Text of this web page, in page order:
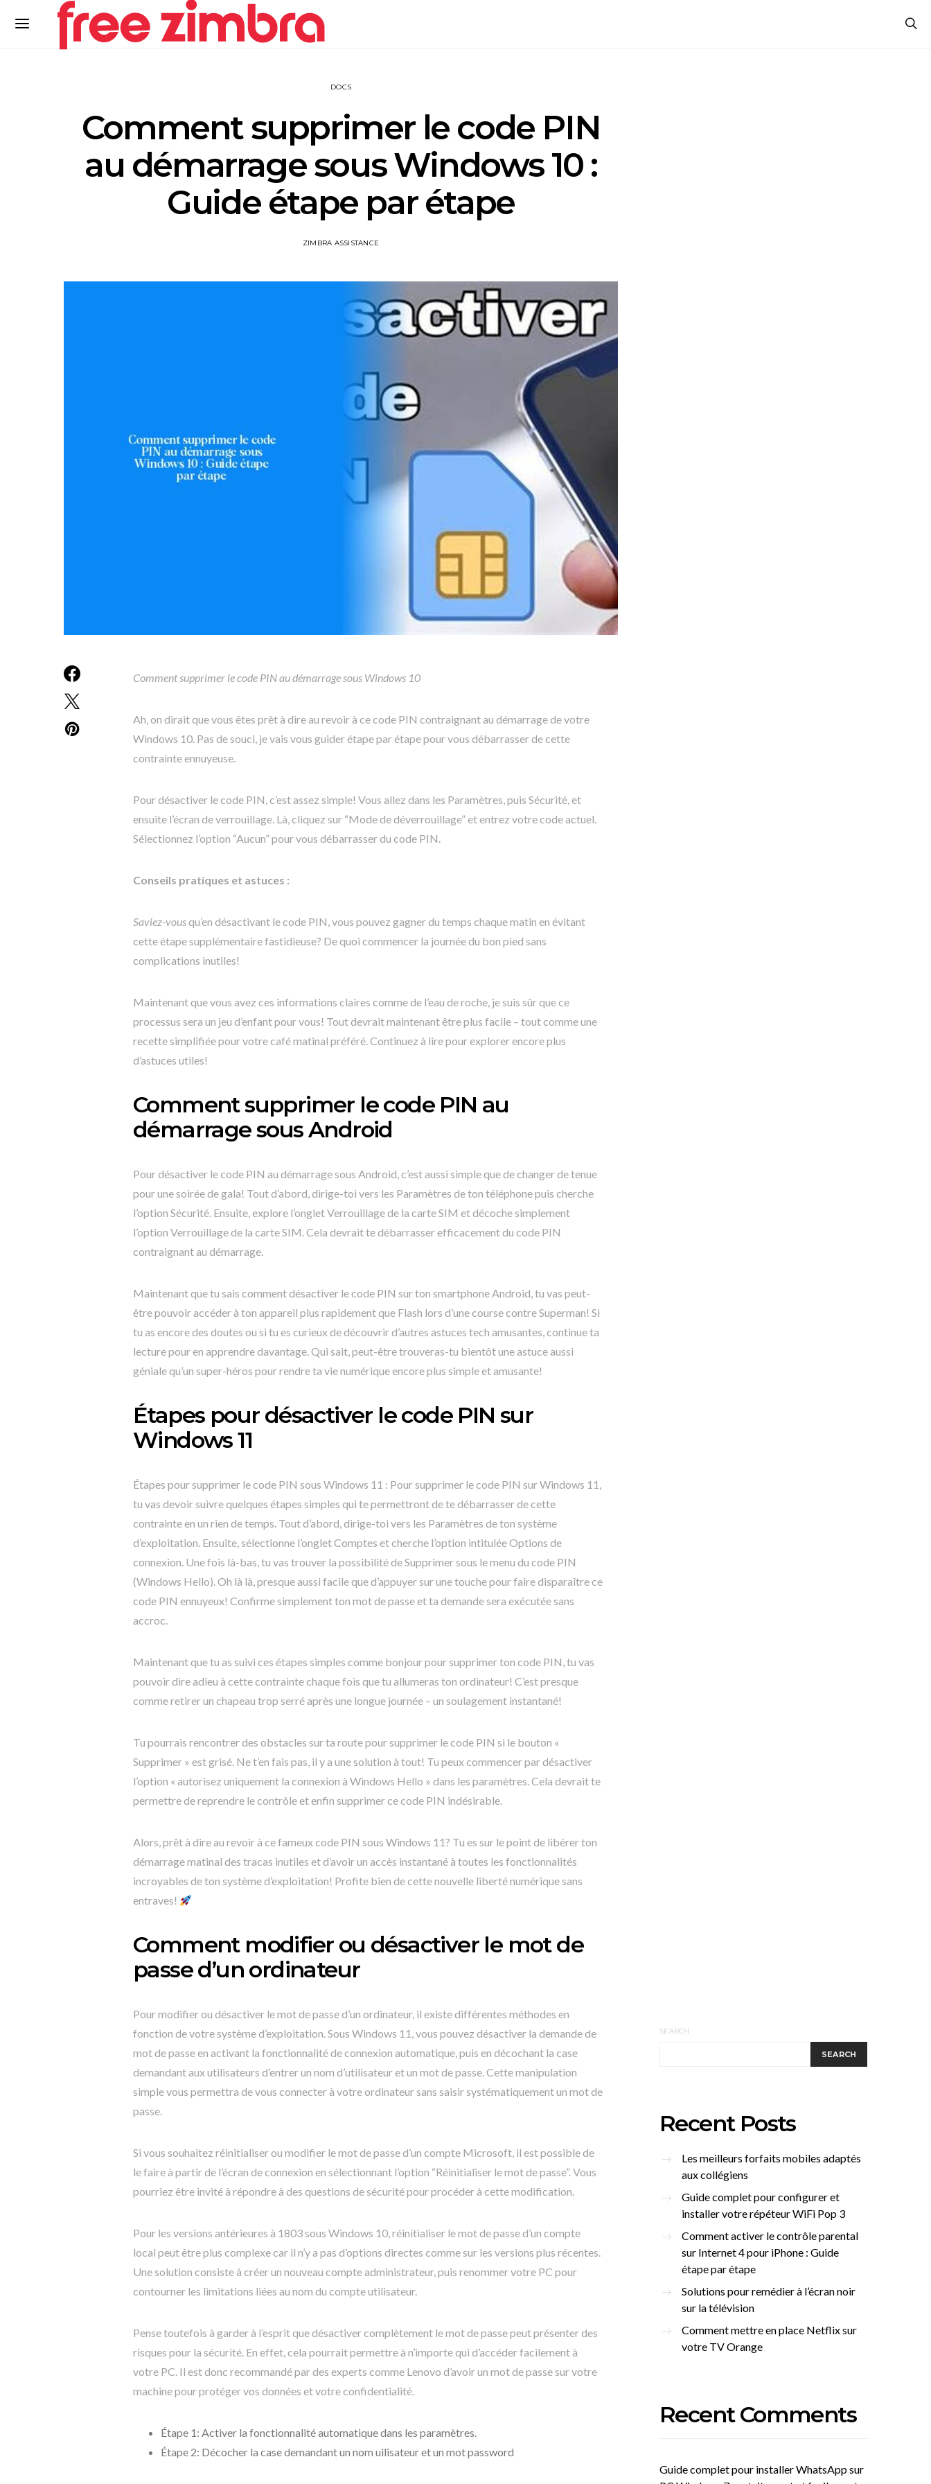
DOCS
Comment supprimer le code PIN
au démarrage sous Windows 10 :
Guide étape par étape
ZIMBRA ASSISTANCE
Comment supprimer le code PIN au démarrage sous Windows 10
Ah, on dirait que vous êtes prêt à dire au revoir à ce code PIN contraignant au démarrage de votre
Windows 10. Pas de souci, je vais vous guider étape par étape pour vous débarrasser de cette
contrainte ennuyeuse.
Pour désactiver le code PIN, c’est assez simple! Vous allez dans les Paramètres, puis Sécurité, et
ensuite l’écran de verrouillage. Là, cliquez sur “Mode de déverrouillage” et entrez votre code actuel.
Sélectionnez l’option “Aucun” pour vous débarrasser du code PIN.
Conseils pratiques et astuces :
Saviez-vousqu’en désactivant le code PIN, vous pouvez gagner du temps chaque matin en évitant
cette étape supplémentaire fastidieuse? De quoi commencer la journée du bon pied sans
complications inutiles!
Maintenant que vous avez ces informations claires comme de l’eau de roche, je suis sûr que ce
processus sera un jeu d’enfant pour vous! Tout devrait maintenant être plus facile – tout comme une
recette simplifiée pour votre café matinal préféré. Continuez à lire pour explorer encore plus
d’astuces utiles!
Comment supprimer le code PIN au
démarrage sous Android
Pour désactiver le code PIN au démarrage sous Android, c’est aussi simple que de changer de tenue
pour une soirée de gala! Tout d’abord, dirige-toi vers les Paramètres de ton téléphone puis cherche
l’option Sécurité. Ensuite, explore l’onglet Verrouillage de la carte SIM et décoche simplement
l’option Verrouillage de la carte SIM. Cela devrait te débarrasser efficacement du code PIN
contraignant au démarrage.
Maintenant que tu sais comment désactiver le code PIN sur ton smartphone Android, tu vas peut-
être pouvoir accéder à ton appareil plus rapidement que Flash lors d’une course contre Superman! Si
tu as encore des doutes ou si tu es curieux de découvrir d’autres astuces tech amusantes, continue ta
lecture pour en apprendre davantage. Qui sait, peut-être trouveras-tu bientôt une astuce aussi
géniale qu’un super-héros pour rendre ta vie numérique encore plus simple et amusante!
Étapes pour désactiver le code PIN sur
Windows 11
Étapes pour supprimer le code PIN sous Windows 11 : Pour supprimer le code PIN sur Windows 11,
tu vas devoir suivre quelques étapes simples qui te permettront de te débarrasser de cette
contrainte en un rien de temps. Tout d’abord, dirige-toi vers les Paramètres de ton système
d’exploitation. Ensuite, sélectionne l’onglet Comptes et cherche l’option intitulée Options de
connexion. Une fois là-bas, tu vas trouver la possibilité de Supprimer sous le menu du code PIN
(Windows Hello). Oh là là, presque aussi facile que d’appuyer sur une touche pour faire disparaître ce
code PIN ennuyeux! Confirme simplement ton mot de passe et ta demande sera exécutée sans
accroc.
Maintenant que tu as suivi ces étapes simples comme bonjour pour supprimer ton code PIN, tu vas
pouvoir dire adieu à cette contrainte chaque fois que tu allumeras ton ordinateur! C’est presque
comme retirer un chapeau trop serré après une longue journée – un soulagement instantané!
Tu pourrais rencontrer des obstacles sur ta route pour supprimer le code PIN si le bouton «
Supprimer » est grisé. Ne t’en fais pas, il y a une solution à tout! Tu peux commencer par désactiver
l’option « autorisez uniquement la connexion à Windows Hello » dans les paramètres. Cela devrait te
permettre de reprendre le contrôle et enfin supprimer ce code PIN indésirable.
Alors, prêt à dire au revoir à ce fameux code PIN sous Windows 11? Tu es sur le point de libérer ton
démarrage matinal des tracas inutiles et d’avoir un accès instantané à toutes les fonctionnalités
incroyables de ton système d’exploitation! Profite bien de cette nouvelle liberté numérique sans
entraves!
Comment modifier ou désactiver le mot de
passe d’un ordinateur
Pour modifier ou désactiver le mot de passe d’un ordinateur, il existe différentes méthodes en
fonction de votre système d’exploitation. Sous Windows 11, vous pouvez désactiver la demande de
mot de passe en activant la fonctionnalité de connexion automatique, puis en décochant la case
demandant aux utilisateurs d’entrer un nom d’utilisateur et un mot de passe. Cette manipulation
simple vous permettra de vous connecter à votre ordinateur sans saisir systématiquement un mot de
passe.
Si vous souhaitez réinitialiser ou modifier le mot de passe d’un compte Microsoft, il est possible de
le faire à partir de l’écran de connexion en sélectionnant l’option “Réinitialiser le mot de passe”. Vous
pourriez être invité à répondre à des questions de sécurité pour procéder à cette modification.
Pour les versions antérieures à 1803 sous Windows 10, réinitialiser le mot de passe d’un compte
local peut être plus complexe car il n’y a pas d’options directes comme sur les versions plus récentes.
Une solution consiste à créer un nouveau compte administrateur, puis renommer votre PC pour
contourner les limitations liées au nom du compte utilisateur.
Pense toutefois à garder à l’esprit que désactiver complètement le mot de passe peut présenter des
risques pour la sécurité. En effet, cela pourrait permettre à n’importe qui d’accéder facilement à
votre PC. Il est donc recommandé par des experts comme Lenovo d’avoir un mot de passe sur votre
machine pour protéger vos données et votre confidentialité.
Étape 1: Activer la fonctionnalité automatique dans les paramètres.
Étape 2: Décocher la case demandant un nom uilisateur et un mot password
SEARCH
SEARCH
Recent Posts
Les meilleurs forfaits mobiles adaptés
aux collégiens
Guide complet pour configurer et
installer votre répéteur WiFi Pop 3
Comment activer le contrôle parental
sur Internet 4 pour iPhone : Guide
étape par étape
Solutions pour remédier à l’écran noir
sur la télévision
Comment mettre en place Netflix sur
votre TV Orange
Recent Comments
Guide complet pour installer WhatsApp sur